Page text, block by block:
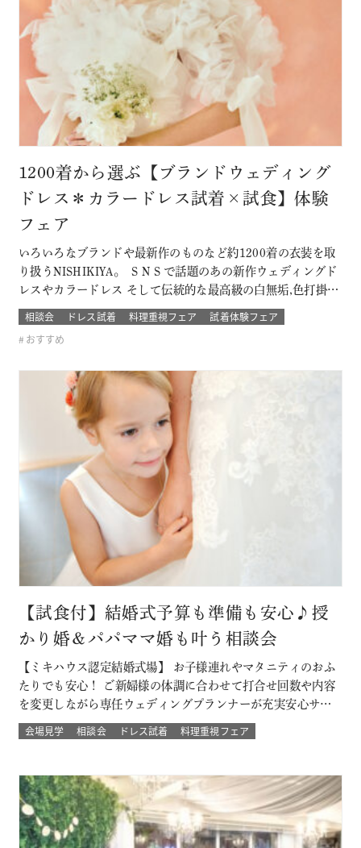
1200着から選ぶ【ブランドウェディング
ドレス＊カラードレス試着×試食】体験
フェア
いろいろなブランドや最新作のものなど約1200着の衣装を取
り扱うNISHIKIYA。 ＳＮＳで話題のあの新作ウェディングド
レスやカラードレス そして伝統的な最高級の白無垢,色打掛,本
振袖からブライズメイドの衣裳まで 衣裳のラインナップは品
質や数どちらとも県内でもトップレベル プロのドレスコーデ
ィネーターと打ち合わせをして結婚式当日の「運命の一着」
相談会 ドレス試着 料理重視フェア
試着体験フェア
おすすめ
【試食付】結婚式予算も準備も安心♪授
かり婚＆パパママ婚も叶う相談会
【ミキハウス認定結婚式場】 お子様連れやマタニティのおふ
たりでも安心！ ご新婦様の体調に合わせて打合せ回数や内容
を変更しながら専任ウェディングプランナーが充実安心サポ
ート 授かり婚のカップルもパパママ婚のカップルが不安な部
分をすべて解消 必要なベビー用品やお部屋などもすべて結婚
ピー♪ 新しく人気の春婚プ…
会場見学 相談会 ドレス試着 料理重視フェア